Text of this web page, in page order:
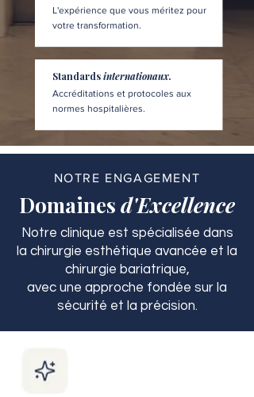
L'expérience que vous méritez pour
votre transformation.
Standardsinternationaux.
Accréditations et protocoles aux
normes hospitalières.
NOTRE ENGAGEMENT
Domaines d'Excellence
Notre clinique est spécialisée dans
la chirurgie esthétique avancée et la
chirurgie bariatrique,
avec une approche fondée sur la
sécurité et la précision.